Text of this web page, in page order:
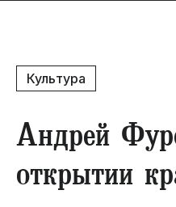
Культура
Андрей
открытии